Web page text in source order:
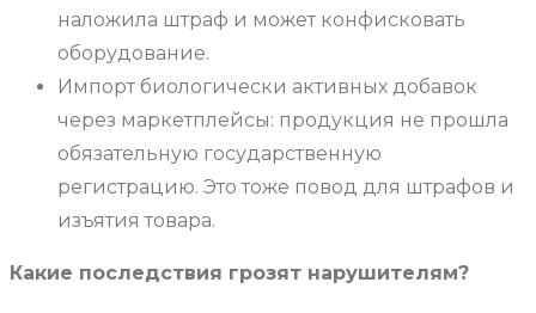
наложила штраф и может конфисковать
оборудование.
Импорт биологически активных добавок
через маркетплейсы: продукция не прошла
обязательную государственную
регистрацию. Это тоже повод для штрафов и
изъятия товара.
Какие последствия грозят нарушителям?